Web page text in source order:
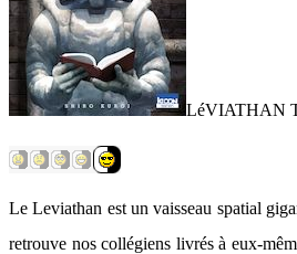
LéVIATHAN
Le Leviathan est un vaisseau spatial
retrouve nos collégiens livrés à eux-